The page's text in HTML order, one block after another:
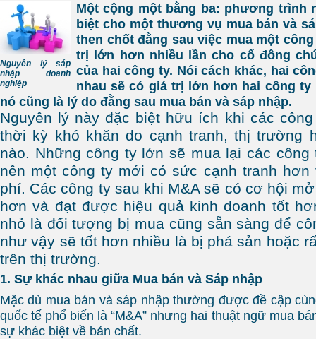
Nguyên lý sáp
nhập doanh
nghiệp
Một cộng một bằng ba: phương trình
biệt cho một thương vụ mua bán và
then chốt đằng sau việc mua một
trị lớn hơn nhiều lần cho cổ đông
của hai công ty. Nói cách khác, hai
nhau sẽ có giá trị lớn hơn hai công ty
nó cũng là lý do đằng sau mua bán và sáp nhập.
Nguyên lý này đặc biệt hữu ích khi các
thời kỳ khó khăn do cạnh tranh, thị trường
nào. Những công ty lớn sẽ mua lại các công
nên một công ty mới có sức cạnh tranh hơn
phí. Các công ty sau khi M&A sẽ có cơ hội
hơn và đạt được hiệu quả kinh doanh tốt
nhỏ là đối tượng bị mua cũng sẵn sàng để
như vậy sẽ tốt hơn nhiều là bị phá sản hoặc
trên thị trường.
1. Sự khác nhau giữa Mua bán và Sáp nhập
Mặc dù mua bán và sáp nhập thường được đề cập
quốc tế phổ biến là “M&A” nhưng hai thuật ngữ mua
sự khác biệt về bản chất.